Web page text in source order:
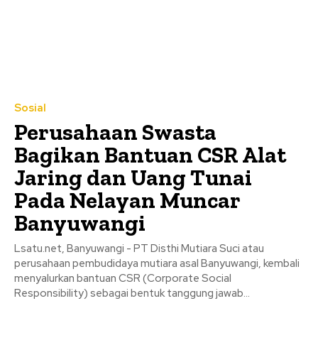
Sosial
Perusahaan Swasta
Bagikan Bantuan CSR Alat
Jaring dan Uang Tunai
Pada Nelayan Muncar
Banyuwangi
Lsatu.net, Banyuwangi - PT Disthi Mutiara Suci atau
perusahaan pembudidaya mutiara asal Banyuwangi, kembali
menyalurkan bantuan CSR (Corporate Social
Responsibility) sebagai bentuk tanggung jawab...